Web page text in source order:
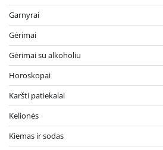
Garnyrai
Gėrimai
Gėrimai su alkoholiu
Horoskopai
Karšti patiekalai
Kelionės
Kiemas ir sodas